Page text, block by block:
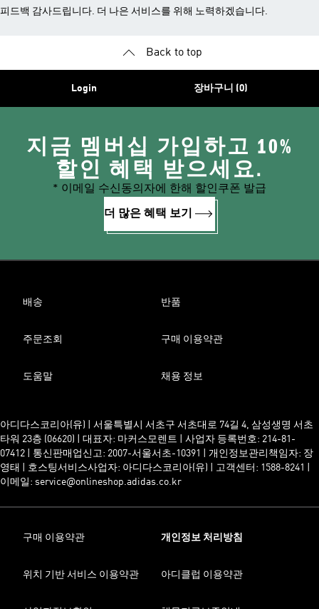
피드백 감사드립니다. 더 나은 서비스를 위해 노력하겠습니다.
Back to top
Login 장바구니 (0)
지금 멤버십 가입하고 10%
할인 혜택 받으세요.
* 이메일 수신동의자에 한해 할인쿠폰 발급
더 많은 혜택 보기
배송 반품
주문조회 구매 이용약관
도움말 채용 정보
아디다스코리아(유) | 서울특별시 서초구 서초대로 74길 4, 삼성생명 서초
타워 23층 (06620) | 대표자: 마커스모렌트 | 사업자 등록번호: 214-81-
07412 | 통신판매업신고: 2007-서울서초-10391 | 개인정보관리책임자: 장
영태 | 호스팅서비스사업자: 아디다스코리아(유) | 고객센터: 1588-8241 |
이메일: service@onlineshop.adidas.co.kr
구매 이용약관 개인정보 처리방침
위치 기반 서비스 이용약관 아디클럽 이용약관